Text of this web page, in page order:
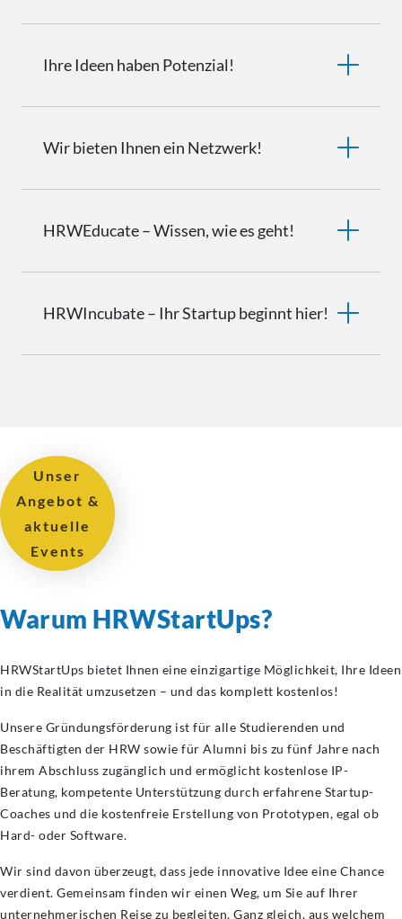
Ihre Ideen haben Potenzial!
Wir bieten Ihnen ein Netzwerk!
HRWEducate – Wissen, wie es geht!
HRWIncubate – Ihr Startup beginnt hier!
Unser
Angebot &
aktuelle
Events
Warum HRWStartUps?
HRWStartUps bietet Ihnen eine einzigartige Möglichkeit, Ihre Ideen
in die Realität umzusetzen – und das komplett kostenlos!
Unsere Gründungsförderung ist für alle Studierenden und
Beschäftigten der HRW sowie für Alumni bis zu fünf Jahre nach
ihrem Abschluss zugänglich und ermöglicht kostenlose IP-
Beratung, kompetente Unterstützung durch erfahrene Startup-
Coaches und die kostenfreie Erstellung von Prototypen, egal ob
Hard- oder Software.
Wir sind davon überzeugt, dass jede innovative Idee eine Chance
verdient. Gemeinsam finden wir einen Weg, um Sie auf Ihrer
unternehmerischen Reise zu begleiten. Ganz gleich, aus welchem